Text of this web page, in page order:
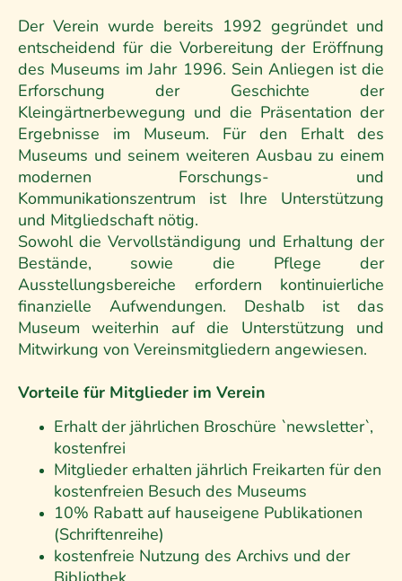
Der Verein wurde bereits 1992 gegründet und
entscheidend für die Vorbereitung der Eröffnung
des Museums im Jahr 1996. Sein Anliegen ist die
Erforschung der Geschichte der
Kleingärtnerbewegung und die Präsentation der
Ergebnisse im Museum. Für den Erhalt des
Museums und seinem weiteren Ausbau zu einem
modernen Forschungs- und
Kommunikationszentrum ist Ihre Unterstützung
und Mitgliedschaft nötig.
Sowohl die Vervollständigung und Erhaltung der
Bestände, sowie die Pflege der
Ausstellungsbereiche erfordern kontinuierliche
finanzielle Aufwendungen. Deshalb ist das
Museum weiterhin auf die Unterstützung und
Mitwirkung von Vereinsmitgliedern angewiesen.
Vorteile für Mitglieder im Verein
Erhalt der jährlichen Broschüre `newsletter`,
kostenfrei
Mitglieder erhalten jährlich Freikarten für den
kostenfreien Besuch des Museums
10% Rabatt auf hauseigene Publikationen
(Schriftenreihe)
kostenfreie Nutzung des Archivs und der